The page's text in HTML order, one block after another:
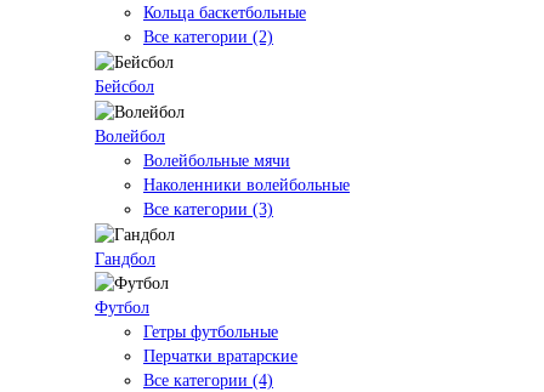
Кольца баскетбольные
Все категории (2)
Бейсбол
Волейбол
Волейбольные мячи
Наколенники волейбольные
Все категории (3)
Гандбол
Футбол
Гетры футбольные
Перчатки вратарские
Все категории (4)